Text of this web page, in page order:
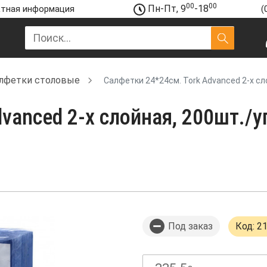
информация Пн-Пт, 900-1800
столовые Салфетки 24*24см. Tork Advanced 2-х
2-х слойная, 200шт./
Под заказ Код: